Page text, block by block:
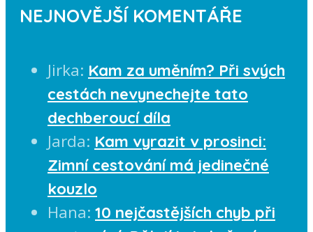
NEJNOVĚJŠÍ KOMENTÁŘE
Jirka: Kam za uměním? Při svých
cestách nevynechejte tato
dechberoucí díla
Jarda: Kam vyrazit v prosinci:
Zimní cestování má jedinečné
kouzlo
Hana: 10 nejčastějších chyb při